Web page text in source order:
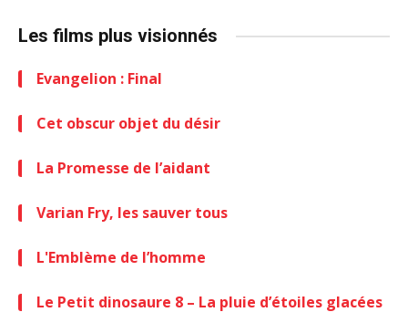
Les films plus visionnés
Evangelion : Final
Cet obscur objet du désir
La Promesse de l’aidant
Varian Fry, les sauver tous
L'Emblème de l’homme
Le Petit dinosaure 8 – La pluie d’étoiles glacées